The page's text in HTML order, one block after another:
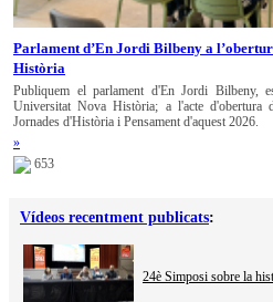
Parlament d’En Jordi Bilbeny a
Història
Publiquem el parlament d'En Jordi Bilbeny,
Universitat Nova Història; a l'acte
Jornades d'Història i Pensament d'aquest 2026.
»
653
Vídeos recentment publicats:
24è Simposi sobre la